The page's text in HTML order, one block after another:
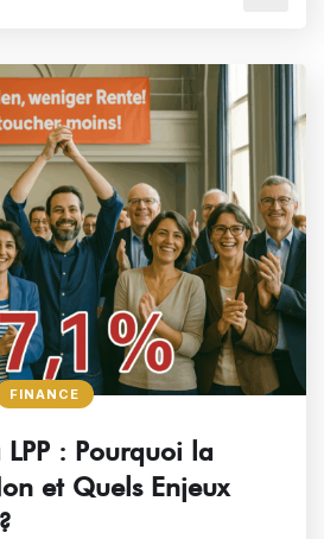
FINANCE
: Pourquoi la
et Quels Enjeux